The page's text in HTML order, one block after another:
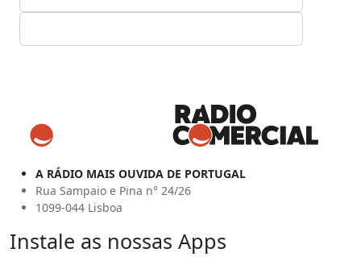
A RÁDIO MAIS OUVIDA DE PORTUGAL
Rua Sampaio e Pina n° 24/26
1099-044 Lisboa
Instale as nossas Apps